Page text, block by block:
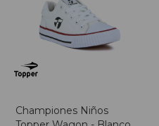
Championes Niños